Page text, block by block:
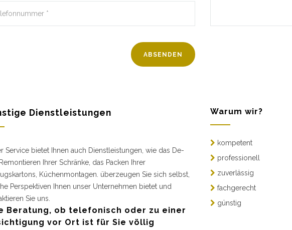
Dienstleistungen
Service bietet Ihnen auch Dienstleistungen, wie das De-
Ihrer Schränke, das Packen Ihrer
Küchenmontagen. überzeugen Sie sich selbst,
Perspektiven Ihnen unser Unternehmen bietet und
Sie uns.
Beratung, ob telefonisch oder zu einer
vor Ort ist für Sie völlig
Warum wir?
kompetent
professionell
zuverlässig
fachgerecht
günstig